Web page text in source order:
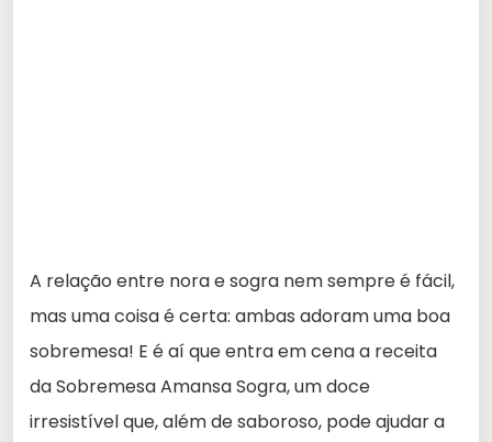
A relação entre nora e sogra nem sempre é fácil,
mas uma coisa é certa: ambas adoram uma boa
sobremesa! E é aí que entra em cena a receita
da Sobremesa Amansa Sogra, um doce
irresistível que, além de saboroso, pode ajudar a